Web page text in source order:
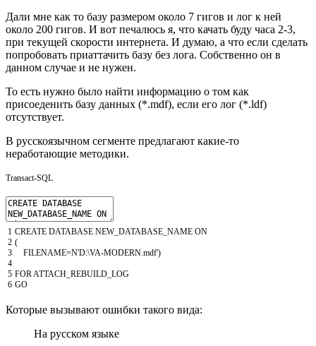
Дали мне как то базу размером около 7 гигов и лог к ней
около 200 гигов. И вот печалюсь я, что качать буду часа 2-3,
при текущей скорости интернета. И думаю, а что если сделать
попробовать приаттачить базу без лога. Собственно он в
данном случае и не нужен.
То есть нужно было найти информацию о том как
присоеденить базу данных (*.mdf), если его лог (*.ldf)
отсутствует.
В русскоязычном сегменте предлагают какие-то
неработающие методики.
Transact-SQL
1
2
3
4
5
6
CREATE DATABASE NEW_DATABASE_NAME ON
(
FILENAME=N'D:\VA-MODERN.mdf')
FORATTACH_REBUILD_LOG
GO
Которые вызывают ошибки такого вида:
На русском языке